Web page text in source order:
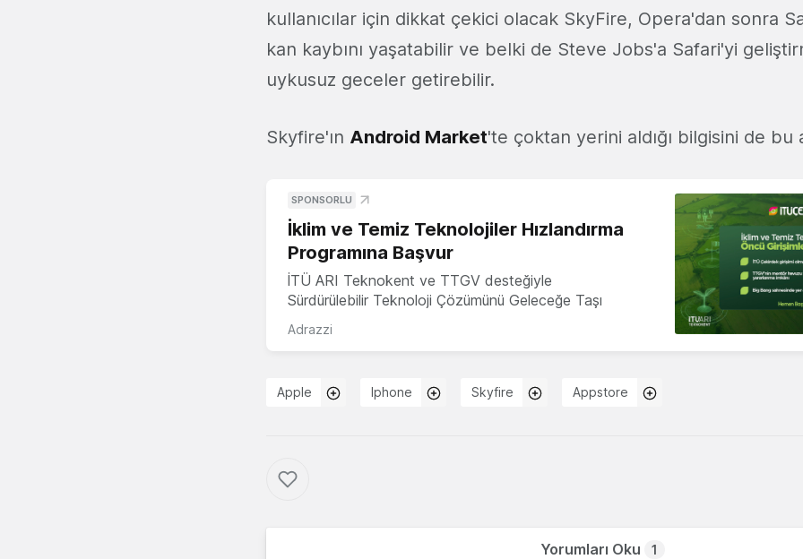
kullanıcılar için dikkat çekici olacak SkyFire, Opera'dan sonra
kan kaybını yaşatabilir ve belki de Steve Jobs'a Safari'yi
uykusuz geceler getirebilir.
Skyfire'ın Android Market'te çoktan yerini aldığı bilgisini de bu
SPONSORLU
İklim ve Temiz Teknolojiler Hızlandırma
Programına Başvur
İTÜ ARI Teknokent ve TTGV desteğiyle
Sürdürülebilir Teknoloji Çözümünü Geleceğe Taşı
Adrazzi
Apple Iphone Skyfire Appstore
Yorumları Oku 1